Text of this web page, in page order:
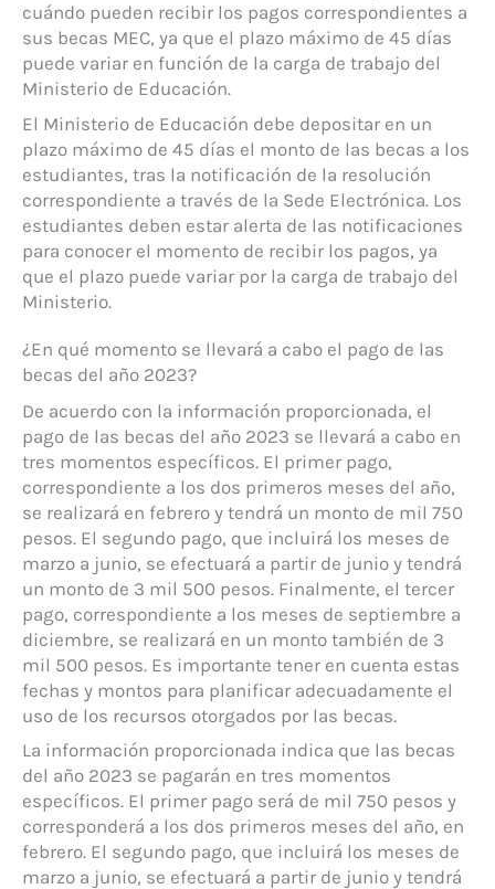
cuándo pueden recibir los pagos correspondientes a
sus becas MEC, ya que el plazo máximo de 45 días
puede variar en función de la carga de trabajo del
Ministerio de Educación.
El Ministerio de Educación debe depositar en un
plazo máximo de 45 días el monto de las becas a los
estudiantes, tras la notificación de la resolución
correspondiente a través de la Sede Electrónica. Los
estudiantes deben estar alerta de las notificaciones
para conocer el momento de recibir los pagos, ya
que el plazo puede variar por la carga de trabajo del
Ministerio.
¿En qué momento se llevará a cabo el pago de las
becas del año 2023?
De acuerdo con la información proporcionada, el
pago de las becas del año 2023 se llevará a cabo en
tres momentos específicos. El primer pago,
correspondiente a los dos primeros meses del año,
se realizará en febrero y tendrá un monto de mil 750
pesos. El segundo pago, que incluirá los meses de
marzo a junio, se efectuará a partir de junio y tendrá
un monto de 3 mil 500 pesos. Finalmente, el tercer
pago, correspondiente a los meses de septiembre a
diciembre, se realizará en un monto también de 3
mil 500 pesos. Es importante tener en cuenta estas
fechas y montos para planificar adecuadamente el
uso de los recursos otorgados por las becas.
La información proporcionada indica que las becas
del año 2023 se pagarán en tres momentos
específicos. El primer pago será de mil 750 pesos y
corresponderá a los dos primeros meses del año, en
febrero. El segundo pago, que incluirá los meses de
marzo a junio, se efectuará a partir de junio y tendrá